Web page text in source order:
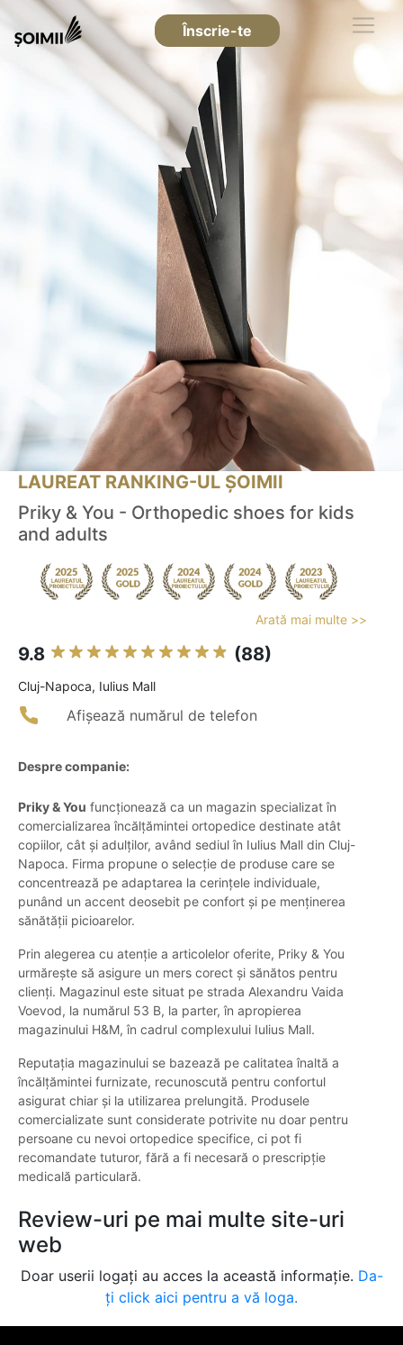
Înscrie-te
LAUREAT RANKING-UL ȘOIMII
Priky & You - Orthopedic shoes for kids
and adults
Arată mai multe >>
9.8 (88)
Cluj-Napoca, Iulius Mall
Afișează numărul de telefon
Despre companie:
Priky & You funcționează ca un magazin specializat în
comercializarea încălțămintei ortopedice destinate atât
copiilor, cât și adulților, având sediul în Iulius Mall din Cluj-
Napoca. Firma propune o selecție de produse care se
concentrează pe adaptarea la cerințele individuale,
punând un accent deosebit pe confort și pe menținerea
sănătății picioarelor.
Prin alegerea cu atenție a articolelor oferite, Priky & You
urmărește să asigure un mers corect și sănătos pentru
clienți. Magazinul este situat pe strada Alexandru Vaida
Voevod, la numărul 53 B, la parter, în apropierea
magazinului H&M, în cadrul complexului Iulius Mall.
Reputația magazinului se bazează pe calitatea înaltă a
încălțămintei furnizate, recunoscută pentru confortul
asigurat chiar și la utilizarea prelungită. Produsele
comercializate sunt considerate potrivite nu doar pentru
persoane cu nevoi ortopedice specifice, ci pot fi
recomandate tuturor, fără a fi necesară o prescripție
medicală particulară.
Review-uri pe mai multe site-uri
web
Doar userii logați au acces la această informație. Da-
ți click aici pentru a vă loga.